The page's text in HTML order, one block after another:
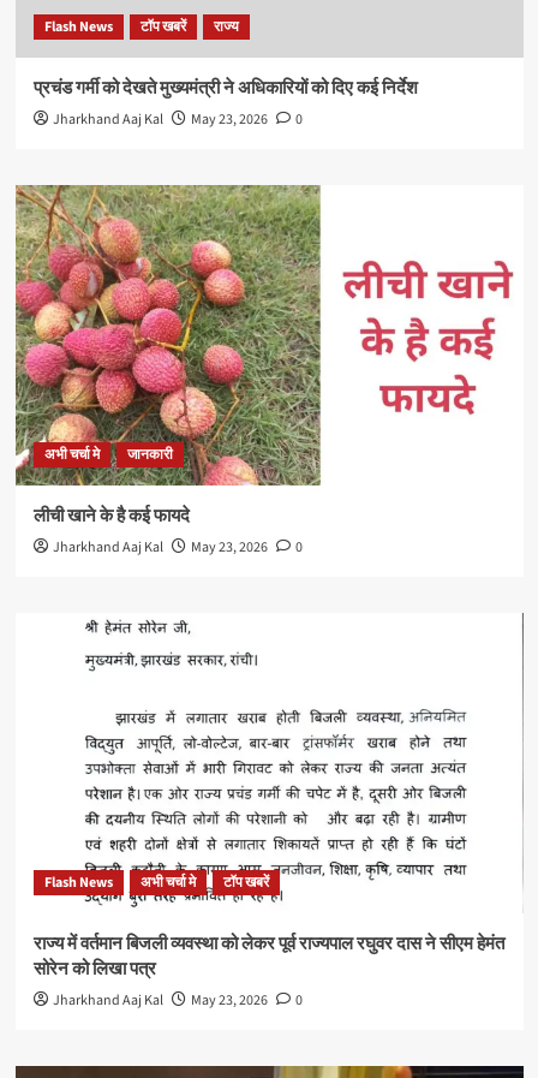
Flash News टॉप खबरें राज्य
प्रचंड गर्मी को देखते मुख्यमंत्री ने अधिकारियों को दिए कई निर्देश
Jharkhand Aaj Kal May 23, 2026 0
अभी चर्चा मे जानकारी
लीची खाने के है कई फायदे
Jharkhand Aaj Kal May 23, 2026 0
Flash News अभी चर्चा मे टॉप खबरें
राज्य में वर्तमान बिजली व्यवस्था को लेकर पूर्व राज्यपाल रघुवर दास ने सीएम हेमंत
सोरेन को लिखा पत्र
Jharkhand Aaj Kal May 23, 2026 0